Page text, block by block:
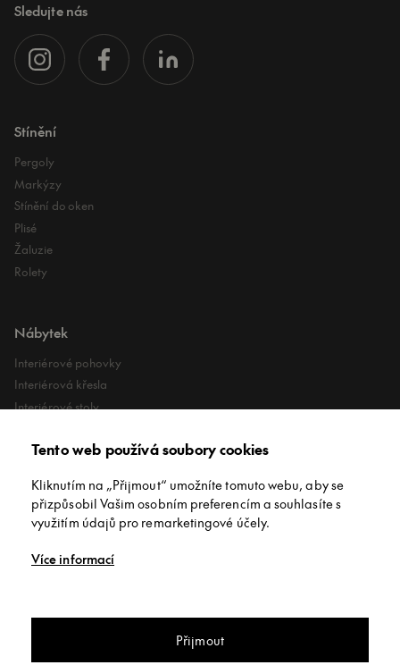
Sledujte nás
Stínění
Pergoly
Markýzy
Stínění do oken
Plisé
Žaluzie
Rolety
Nábytek
Interiérové pohovky
Interiérová křesla
Interiérové stoly
Exteriérové koberce
O společnosti
O nás
Tento web používá soubory cookies
Kliknutím na „Přijmout“ umožníte tomuto webu, aby se
přizpůsobil Vašim osobním preferencím a souhlasíte s
využitím údajů pro remarketingové účely.
Více informací
Přijmout